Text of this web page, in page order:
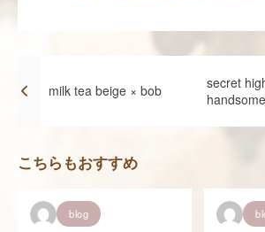
milk tea beige × bob
secret
こちらもおすすめ
blog